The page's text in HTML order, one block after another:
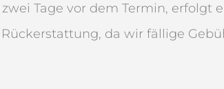
Tage vor dem Termin, erfolgt
da wir fällige